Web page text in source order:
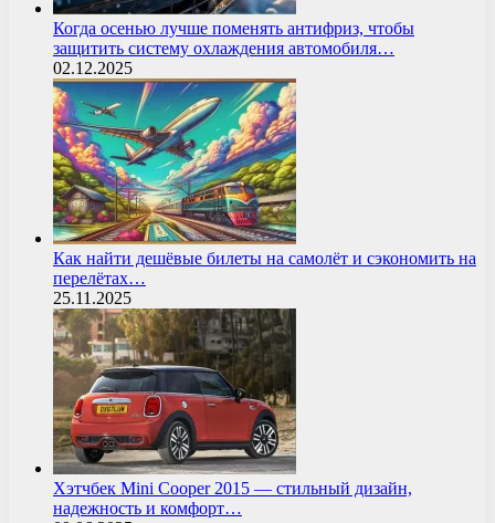
Когда осенью лучше поменять антифриз, чтобы
защитить систему охлаждения автомобиля…
02.12.2025
Как найти дешёвые билеты на самолёт и сэкономить на
перелётах…
25.11.2025
Хэтчбек Mini Cooper 2015 — стильный дизайн,
надежность и комфорт…